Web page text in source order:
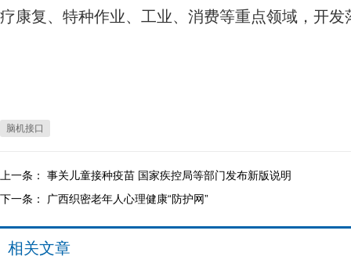
疗康复、特种作业、工业、消费等重点领域，开发
脑机接口
上一条： 事关儿童接种疫苗 国家疾控局等部门发布新版说明
下一条：
广西织密老年人心理健康“防护网”
相关文章